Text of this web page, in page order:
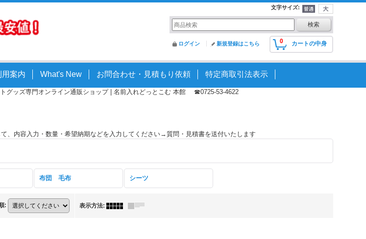
文字サイズ:
0 カートの中身
ログイン 新規登録はこちら
用案内 What's New お問合わせ・見積もり依頼 特定商取引法表示
グッズ専門オンライン通販ショップ | 名前入れどっとこむ 本館 ☎0725-53-4622
、内容入力・数量・希望納期などを入力してください→質問・見積書を送付いたします
布団 毛布 シーツ
: 表示方法: